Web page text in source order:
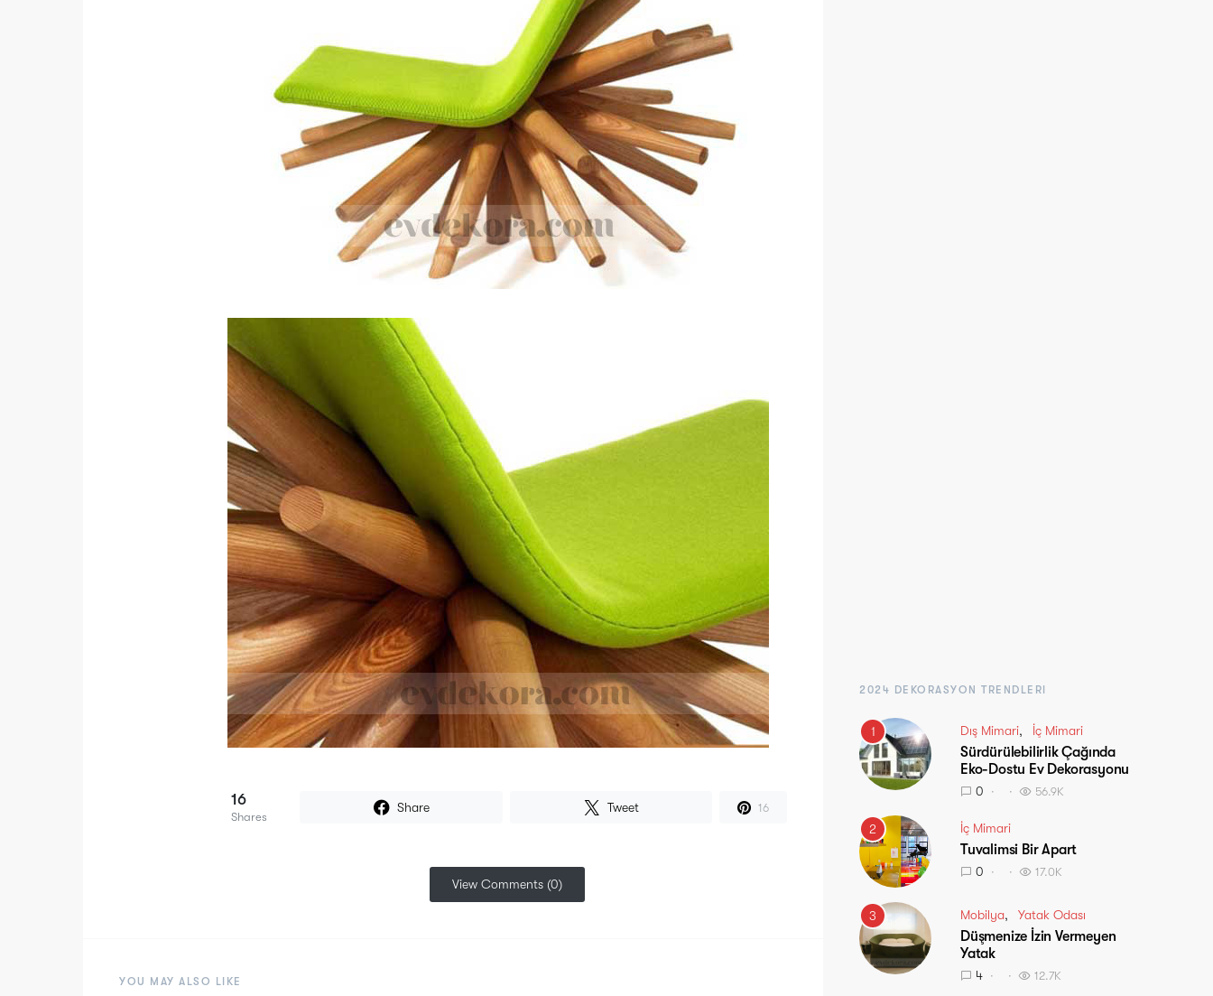
16
Shares
Share Tweet 16
View Comments (0)
YOU MAY ALSO LIKE
2024 DEKORASYON TRENDLERI
1 Dış Mimari İç Mimari
Sürdürülebilirlik Çağında
Eko-Dostu Ev Dekorasyonu
0 56.9K
2 İç Mimari
Tuvalimsi Bir Apart
0 17.0K
3 Mobilya Yatak Odası
Düşmenize İzin Vermeyen
Yatak
4 12.7K